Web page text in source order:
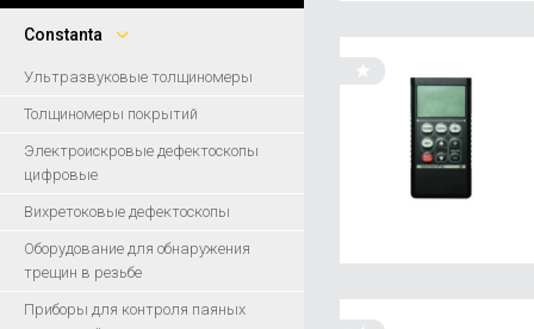
Сonstanta
Ультразвуковые толщиномеры
Толщиномеры покрытий
Электроискровые дефектоскопы
цифровые
Вихретоковые дефектоскопы
Оборудование для обнаружения
трещин в резьбе
Приборы для контроля паяных